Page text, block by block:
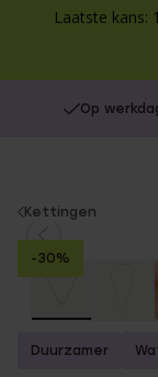
Laatste kans:
Op
You
are
here:
Kettingen
-30%
Duurzamer